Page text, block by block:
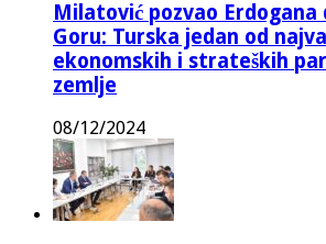
Milatović pozvao Erdogana
Goru: Turska jedan od
ekonomskih i strateških
zemlje
08/12/2024